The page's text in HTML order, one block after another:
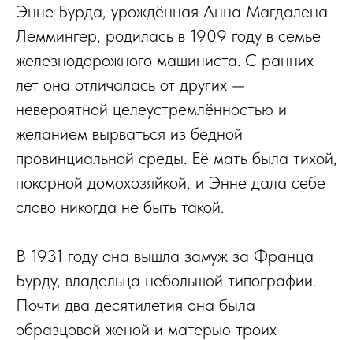
Энне Бурда, урождённая Анна Магдалена
Леммингер, родилась в 1909 году в семье
железнодорожного машиниста. С ранних
лет она отличалась от других —
невероятной целеустремлённостью и
желанием вырваться из бедной
провинциальной среды. Её мать была тихой,
покорной домохозяйкой, и Энне дала себе
слово никогда не быть такой.
В 1931 году она вышла замуж за Франца
Бурду, владельца небольшой типографии.
Почти два десятилетия она была
образцовой женой и матерью троих